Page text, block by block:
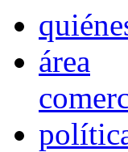
área